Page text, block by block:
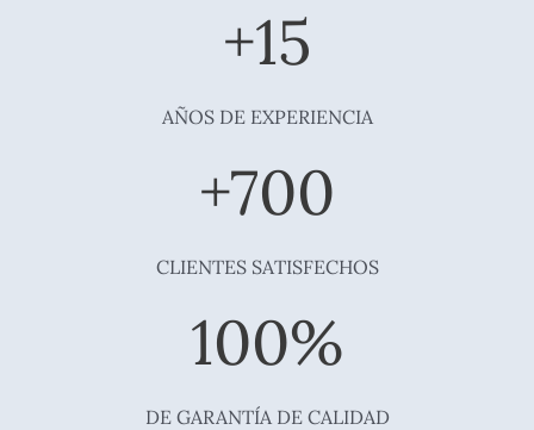
+15
AÑOS DE EXPERIENCIA
+700
CLIENTES SATISFECHOS
100%
DE GARANTÍA DE CALIDAD